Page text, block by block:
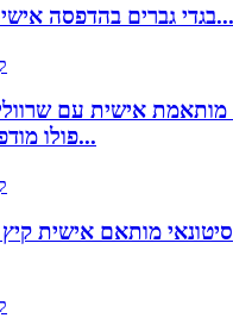
בגדי גברים בהדפסה אישית לגברים...
מותאמת אישית עם
פולו מודפס פולו ש...
סיטונאי מותאם אישית קיץ